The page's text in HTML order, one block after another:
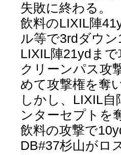
失敗に終わる。
飲料のLIXIL陣
ル等で3rdダウ
LIXIL陣21ydま
クリーンパス攻
めて攻撃権を奪
しかし、LIXIL
ンターセプトを
飲料の攻撃で
DB#37杉山がロ